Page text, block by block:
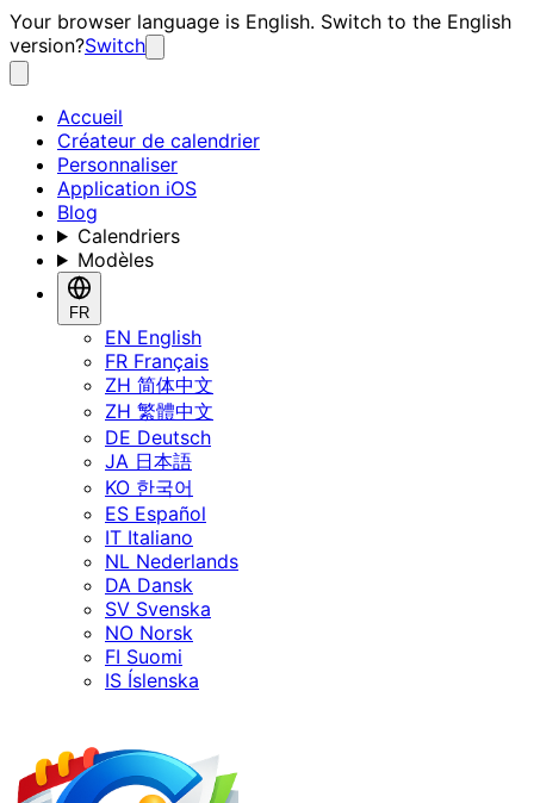
Your browser language is English. Switch to the English
version?Switch
Accueil
Créateur de calendrier
Personnaliser
Application iOS
Blog
Calendriers
Modèles
FR
EN English
FR Français
ZH 简体中文
ZH 繁體中文
DE Deutsch
JA 日本語
KO 한국어
ES Español
IT Italiano
NL Nederlands
DA Dansk
SV Svenska
NO Norsk
FI Suomi
IS Íslenska